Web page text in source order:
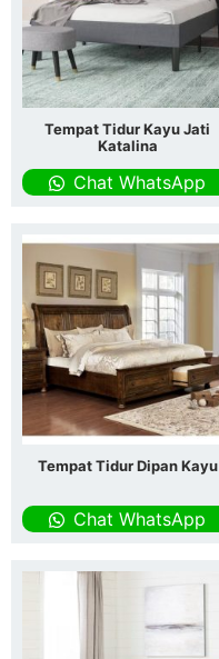
Tempat Tidur Kayu Jati
Katalina
Chat WhatsApp
Tempat Tidur Dipan Kayu
Chat WhatsApp